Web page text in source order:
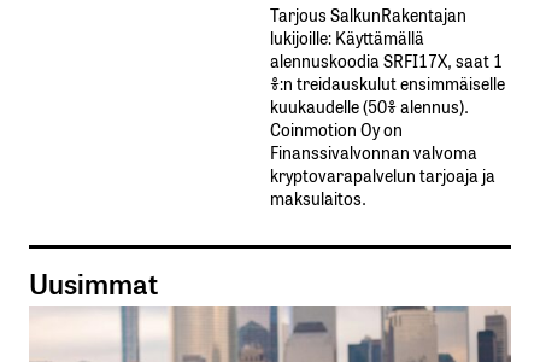
Tarjous SalkunRakentajan
lukijoille: Käyttämällä​ ​
alennuskoodia​ ​SRFI17X,​ ​saat​ ​1
%:n treidauskulut​ ​ensimmäiselle​ ​
kuukaudelle​ ​(50%​ ​alennus).
Coinmotion Oy on
Finanssivalvonnan valvoma
kryptovarapalvelun tarjoaja ja
maksulaitos.
Uusimmat